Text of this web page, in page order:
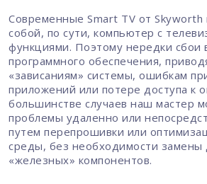
Современные Smart TV от Skyworth
собой, по сути, компьютер с
функциями. Поэтому нередки сбои
программного обеспечения,
«зависаниям» системы, ошибкам
приложений или потере доступа к
большинстве случаев наш мастер
проблемы удаленно или
путем перепрошивки или
среды, без необходимости замены
«железных» компонентов.